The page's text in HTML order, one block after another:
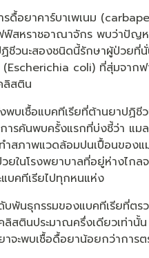
ดื้อยาคาร์บาเพเนม
สหราชอาณาจักร พบว่าปัญห
ฏิชีวนะสองชนิดนี้รักษาผู้ป่วย
(Escherichia coli) ที่สุ่มจากฟ
ลิสติน
บเชื้อแบคทีเรียที่ต้านยาปฏิชี
ารค้นพบครั้งแรกที่บ่งชี้ว่า แ
ำสภาพแวดล้อมปนเปื้อนของ
ยในโรงพยาบาลที่อยู่ห่างไก
บคทีเรียไปทุกหนแห่ง
บพันธุกรรมของแบคทีเรียที่ต
ตินประมาณครึ่งเดียวเท่านั้น
าจะพบเชื้อดื้อยาน้อยกว่าการ